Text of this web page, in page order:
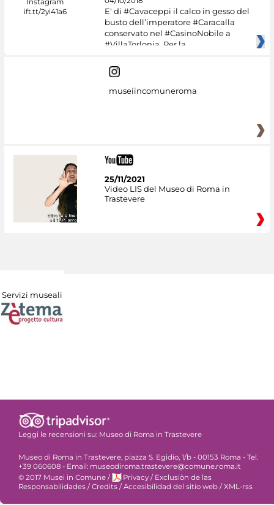
E' di #Cavaceppi il calco in gesso del
busto dell’imperatore #Caracalla
conservato nel #CasinoNobile a
#VillaTorlonia. Per la
museiincomuneroma
25/11/2021
Video LIS del Museo di Roma in
Trastevere
Servizi museali
Leggi le recensioni su: Museo di Roma in Trastevere
Museo di Roma in Trastevere, piazza S. Egidio, 1/b - 00153 Roma - Tel.
+39 060608 - Email: museodiroma.trastevere@comune.roma.it
© 2017 Musei in Comune / Privacy / Exclusiòn de las
Responsabilidades /Credits /Accesibilidad del sitio web /XML-rss